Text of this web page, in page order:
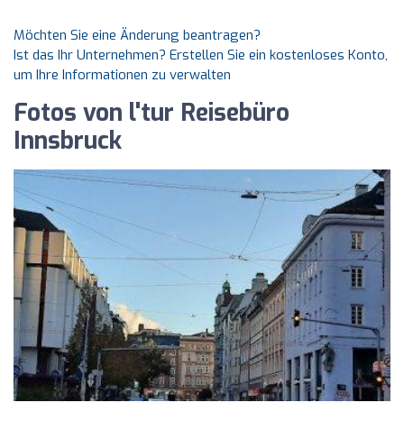
Möchten Sie eine Änderung beantragen?
Ist das Ihr Unternehmen? Erstellen Sie ein kostenloses Konto,
um Ihre Informationen zu verwalten
Fotos von l'tur Reisebüro
Innsbruck